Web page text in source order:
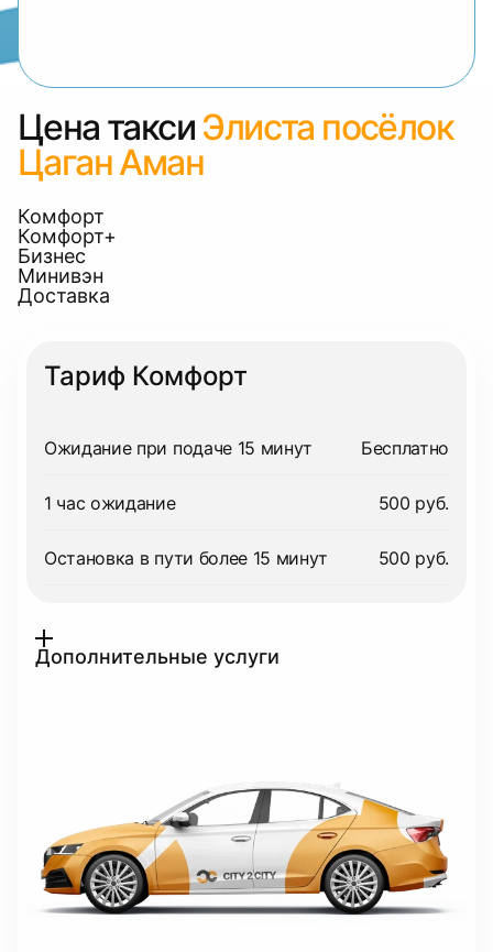
Цена такси Элиста посёлок
Цаган Аман
Комфорт
Комфорт+
Бизнес
Минивэн
Доставка
Тариф Комфорт
Ожидание при подаче 15 минут Бесплатно
1 час ожидание 500 руб.
Остановка в пути более 15 минут 500 руб.
Дополнительные услуги